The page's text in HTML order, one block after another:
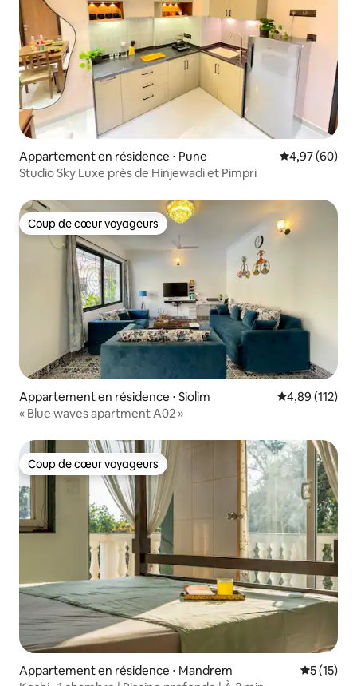
Appartement en résidence ⋅ Pune Évaluation
4,97 (60)
Studio Sky Luxe près de Hinjewadi et Pimpri
Coup de cœur voyageurs
Coup de cœur voyageurs
Appartement en résidence ⋅ Siolim Évaluation
4,89 (112)
« Blue waves apartment A02 »
Coup de cœur voyageurs
Coup de cœur voyageurs
Appartement en résidence ⋅ Mandrem
5 (15)